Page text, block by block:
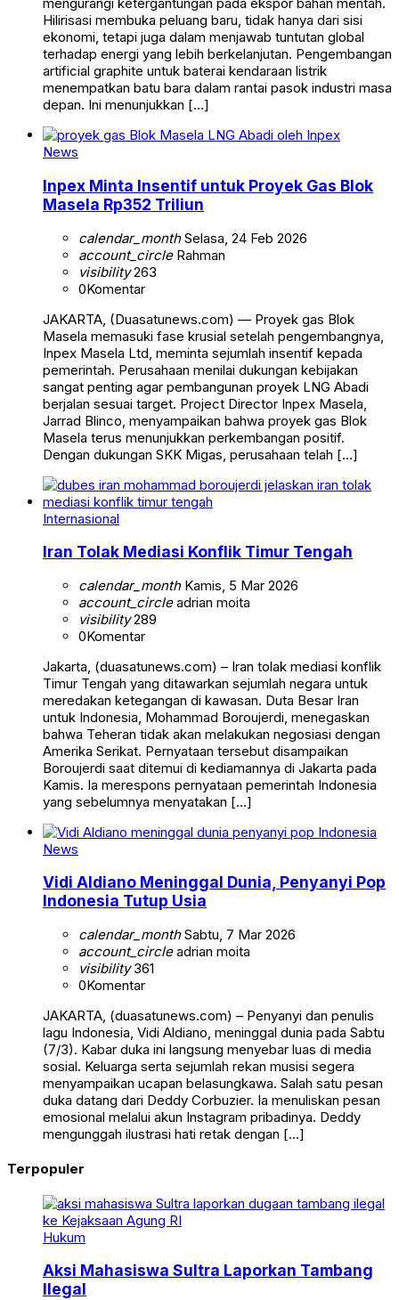
mengurangi ketergantungan pada ekspor bahan mentah.
Hilirisasi membuka peluang baru, tidak hanya dari sisi
ekonomi, tetapi juga dalam menjawab tuntutan global
terhadap energi yang lebih berkelanjutan. Pengembangan
artificial graphite untuk baterai kendaraan listrik
menempatkan batu bara dalam rantai pasok industri masa
depan. Ini menunjukkan […]
News
Inpex Minta Insentif untuk Proyek Gas Blok
Masela Rp352 Triliun
calendar_monthSelasa, 24 Feb 2026
account_circleRahman
visibility263
0Komentar
JAKARTA, (Duasatunews.com) — Proyek gas Blok
Masela memasuki fase krusial setelah pengembangnya,
Inpex Masela Ltd, meminta sejumlah insentif kepada
pemerintah. Perusahaan menilai dukungan kebijakan
sangat penting agar pembangunan proyek LNG Abadi
berjalan sesuai target. Project Director Inpex Masela,
Jarrad Blinco, menyampaikan bahwa proyek gas Blok
Masela terus menunjukkan perkembangan positif.
Dengan dukungan SKK Migas, perusahaan telah […]
Internasional
Iran Tolak Mediasi Konflik Timur Tengah
calendar_monthKamis, 5 Mar 2026
account_circleadrian moita
visibility289
0Komentar
Jakarta, (duasatunews.com) – Iran tolak mediasi konflik
Timur Tengah yang ditawarkan sejumlah negara untuk
meredakan ketegangan di kawasan. Duta Besar Iran
untuk Indonesia, Mohammad Boroujerdi, menegaskan
bahwa Teheran tidak akan melakukan negosiasi dengan
Amerika Serikat. Pernyataan tersebut disampaikan
Boroujerdi saat ditemui di kediamannya di Jakarta pada
Kamis. Ia merespons pernyataan pemerintah Indonesia
yang sebelumnya menyatakan […]
News
Vidi Aldiano Meninggal Dunia, Penyanyi Pop
Indonesia Tutup Usia
calendar_monthSabtu, 7 Mar 2026
account_circleadrian moita
visibility361
0Komentar
JAKARTA, (duasatunews.com) – Penyanyi dan penulis
lagu Indonesia, Vidi Aldiano, meninggal dunia pada Sabtu
(7/3). Kabar duka ini langsung menyebar luas di media
sosial. Keluarga serta sejumlah rekan musisi segera
menyampaikan ucapan belasungkawa. Salah satu pesan
duka datang dari Deddy Corbuzier. Ia menuliskan pesan
emosional melalui akun Instagram pribadinya. Deddy
mengunggah ilustrasi hati retak dengan […]
Terpopuler
Hukum
Aksi Mahasiswa Sultra Laporkan Tambang
Ilegal